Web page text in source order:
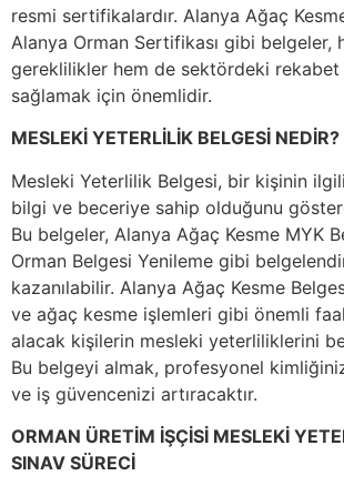
resmi sertifikalardır. Alanya Ağaç
Alanya Orman Sertifikası gibi belgeler,
gereklilikler hem de sektördeki rekabet
sağlamak için önemlidir.
MESLEKİ YETERLİLİK BELGESİ NEDİR?
Mesleki Yeterlilik Belgesi, bir kişinin
bilgi ve beceriye sahip olduğunu
Bu belgeler, Alanya Ağaç Kesme MYK
Orman Belgesi Yenileme gibi
kazanılabilir. Alanya Ağaç Kesme
ve ağaç kesme işlemleri gibi önemli
alacak kişilerin mesleki yeterliliklerini
Bu belgeyi almak, profesyonel
ve iş güvencenizi artıracaktır.
ORMAN ÜRETİM İŞÇİSİ MESLEKİ
SINAV SÜRECİ